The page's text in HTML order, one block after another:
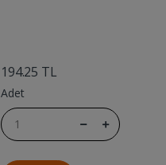
194.25 TL
Adet